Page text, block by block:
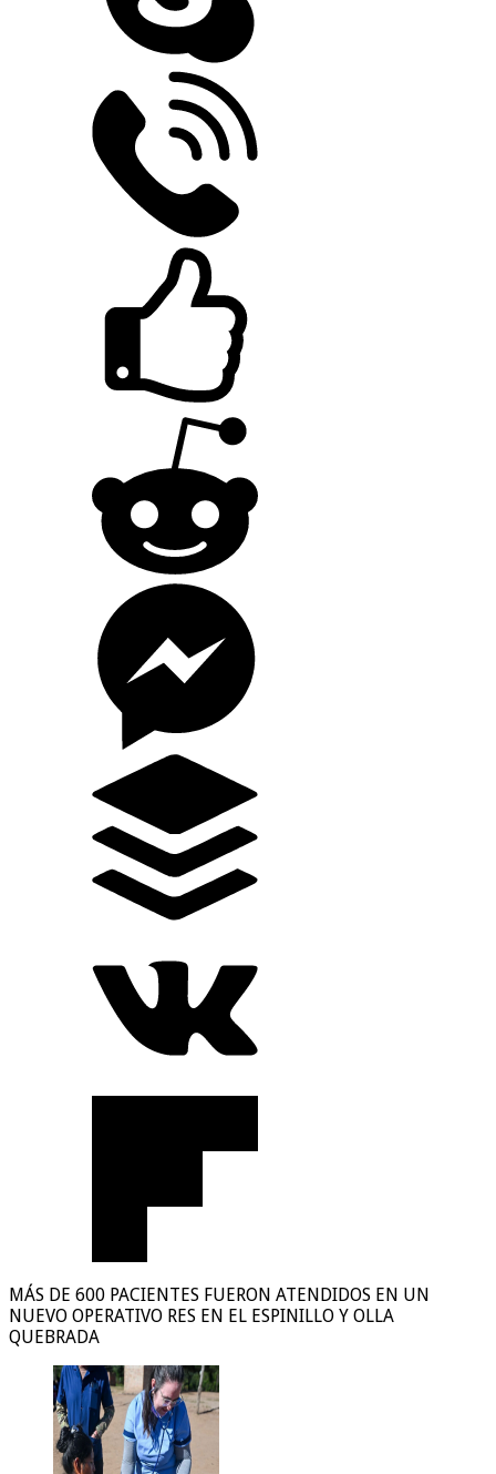
MÁS DE 600 PACIENTES FUERON ATENDIDOS EN UN
NUEVO OPERATIVO RES EN EL ESPINILLO Y OLLA
QUEBRADA